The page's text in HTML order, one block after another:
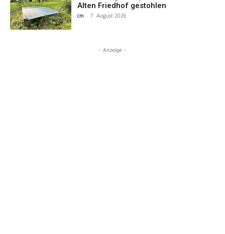
Alten Friedhof gestohlen
cm - 7. August 2026
- Anzeige -